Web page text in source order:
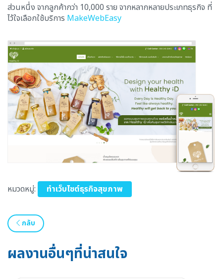
ส่วนหนึ่ง จากลูกค้ากว่า 10,000 ราย จากหลากหลายประเภทธุรกิจ ที่
ไว้ใจเลือกใช้บริการ MakeWebEasy
หมวดหมู่: ทำเว็บไซต์ธุรกิจสุขภาพ
กลับ
ผลงานอื่นๆที่น่าสนใจ